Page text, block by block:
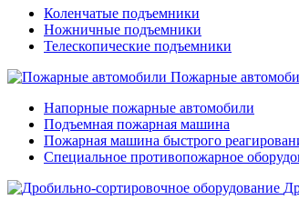
Коленчатые подъемники
Ножничные подъемники
Телескопические подъемники
Пожарные
Напорные пожарные автомобили
Подъемная пожарная машина
Пожарная машина быстрого
Специальное противопожарное